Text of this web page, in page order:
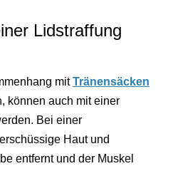
Lidstraffung
mitTränensäcken
können auch mit einer
Bei einer
Haut und
entfernt und der Muskel